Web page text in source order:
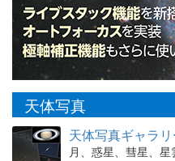
天体写真
天体写真ギャラ
月、惑星、彗星、